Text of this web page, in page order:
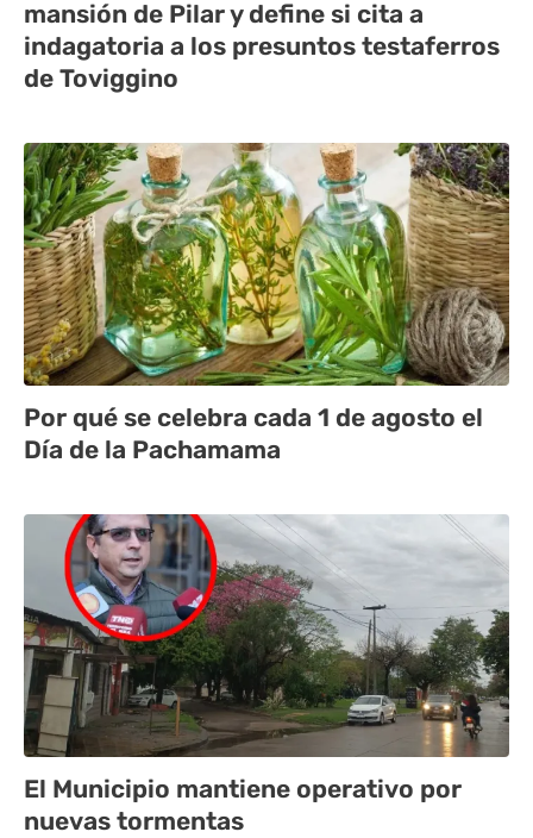
mansión de Pilar y define si cita a
indagatoria a los presuntos testaferros
de Toviggino
Por qué se celebra cada 1 de agosto el
Día de la Pachamama
El Municipio mantiene operativo por
nuevas tormentas